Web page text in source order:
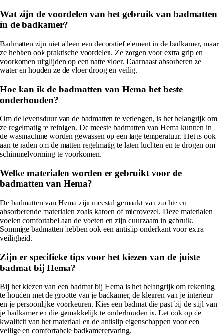
Wat zijn de voordelen van het gebruik van badmatten
in de badkamer?
Badmatten zijn niet alleen een decoratief element in de badkamer, maar
ze hebben ook praktische voordelen. Ze zorgen voor extra grip en
voorkomen uitglijden op een natte vloer. Daarnaast absorberen ze
water en houden ze de vloer droog en veilig.
Hoe kan ik de badmatten van Hema het beste
onderhouden?
Om de levensduur van de badmatten te verlengen, is het belangrijk om
ze regelmatig te reinigen. De meeste badmatten van Hema kunnen in
de wasmachine worden gewassen op een lage temperatuur. Het is ook
aan te raden om de matten regelmatig te laten luchten en te drogen om
schimmelvorming te voorkomen.
Welke materialen worden er gebruikt voor de
badmatten van Hema?
De badmatten van Hema zijn meestal gemaakt van zachte en
absorberende materialen zoals katoen of microvezel. Deze materialen
voelen comfortabel aan de voeten en zijn duurzaam in gebruik.
Sommige badmatten hebben ook een antislip onderkant voor extra
veiligheid.
Zijn er specifieke tips voor het kiezen van de juiste
badmat bij Hema?
Bij het kiezen van een badmat bij Hema is het belangrijk om rekening
te houden met de grootte van je badkamer, de kleuren van je interieur
en je persoonlijke voorkeuren. Kies een badmat die past bij de stijl van
je badkamer en die gemakkelijk te onderhouden is. Let ook op de
kwaliteit van het materiaal en de antislip eigenschappen voor een
veilige en comfortabele badkamerervaring.